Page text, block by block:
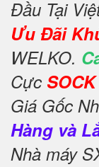
Đầu Tại
Ưu Đãi
WELKO.
Cực SOCK
Giá Gốc
Hàng và
Nhà máy